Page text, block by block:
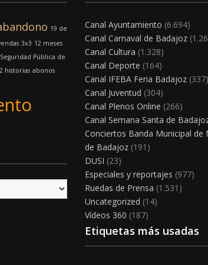
19 de
3x3 12 meses
Pública de
historias abonos
Canal Ayuntamiento (6.694)
Canal Carnaval de Badajoz
Canal Cultura (1.328)
Canal Deporte (164)
Canal IFEBA Feria Badajoz (337)
Canal Juventud (304)
Canal Plenos Online (266)
Canal Semana Santa de
Conciertos Banda Municipal de
de Badajoz (191)
DUSI (23)
Especiales y reportajes (977)
Ruedas de Prensa (1.531)
Uncategorized (14)
Vídeos 360 (187)
Etiquetas más usadas